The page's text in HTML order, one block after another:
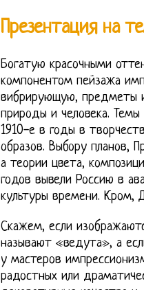
Презентация на
Богатую красочными
компонентом пейзажа
вибрирующую, предметы
природы и человека. Темы
1910-е в годы в
образов. Выбору планов,
а теории цвета,
годов вывели Россию в
культуры времени. Кром,
Скажем, если
называют «ведута», а
у мастеров
радостных или